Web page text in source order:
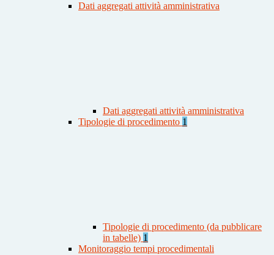
Dati aggregati attività amministrativa
Dati aggregati attività amministrativa
Tipologie di procedimento 1
Tipologie di procedimento (da pubblicare
in tabelle) 1
Monitoraggio tempi procedimentali